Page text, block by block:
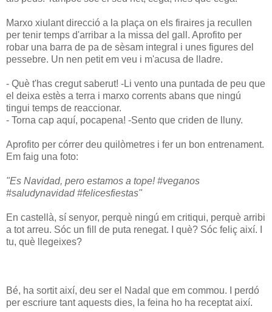
Marxo xiulant direcció a la plaça on els firaires ja recullen
per tenir temps d'arribar a la missa del gall. Aprofito per
robar una barra de pa de sèsam integral i unes figures del
pessebre. Un nen petit em veu i m'acusa de lladre.
- Què t'has cregut saberut! -Li vento una puntada de peu que
el deixa estès a terra i marxo corrents abans que ningú
tingui temps de reaccionar.
- Torna cap aquí, pocapena! -Sento que criden de lluny.
Aprofito per córrer deu quilòmetres i fer un bon entrenament.
Em faig una foto:
"Es Navidad, pero estamos a tope! #veganos
#saludynavidad #felicesfiestas"
En castellà, sí senyor, perquè ningú em critiqui, perquè arribi
a tot arreu. Sóc un fill de puta renegat. I què? Sóc feliç així. I
tu, què llegeixes?
Bé, ha sortit així, deu ser el Nadal que em commou. I perdó
per escriure tant aquests dies, la feina ho ha receptat així.